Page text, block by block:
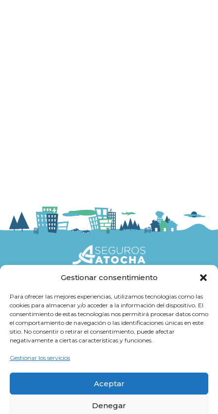
Gestionar consentimiento
Para ofrecer las mejores experiencias, utilizamos tecnologías como las
cookies para almacenar y/o acceder a la información del dispositivo. El
consentimiento de estas tecnologías nos permitirá procesar datos como
el comportamiento de navegación o las identificaciones únicas en este
sitio. No consentir o retirar el consentimiento, puede afectar
negativamente a ciertas características y funciones.
Gestionar los servicios
Aceptar
Denegar
Atención al cliente
Trabaja con Nosotros
Aviso legal y Política de Privacidad